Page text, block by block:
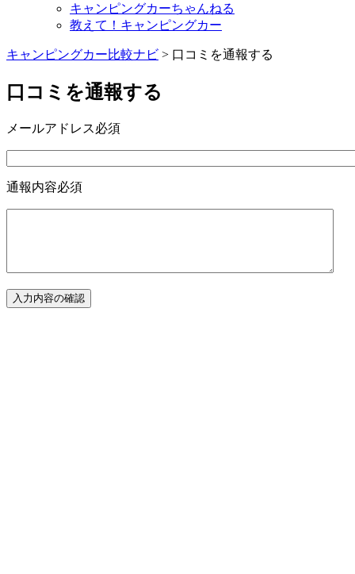
キャンピングカーちゃんねる
教えて！キャンピングカー
キャンピングカー比較ナビ > 口コミを通報する
口コミを通報する
メールアドレス必須
通報内容必須